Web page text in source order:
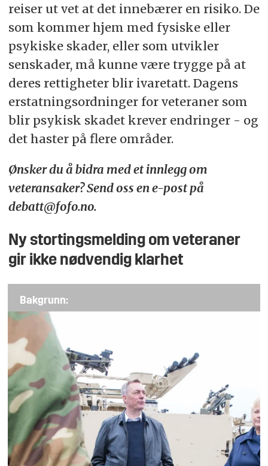
reiser ut vet at det innebærer en risiko. De
som kommer hjem med fysiske eller
psykiske skader, eller som utvikler
senskader, må kunne være trygge på at
deres rettigheter blir ivaretatt. Dagens
erstatningsordninger for veteraner som
blir psykisk skadet krever endringer - og
det haster på flere områder.
Ønsker du å bidra med et innlegg om
veteransaker? Send oss en e-post på
debatt@fofo.no.
Ny stortingsmelding om veteraner
gir ikke nødvendig klarhet
Bakgrunn: